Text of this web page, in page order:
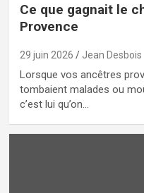
Ce que gagnait le
Provence
29 juin 2026 Jean Desbois
Lorsque vos ancêtres
tombaient malades ou
c’est lui qu’on…